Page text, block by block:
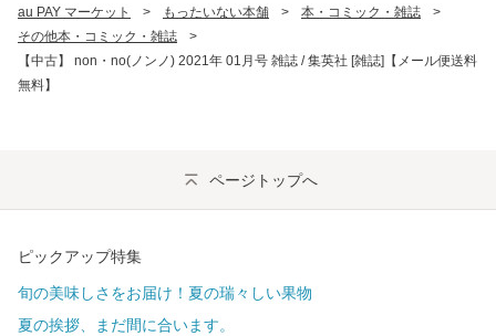
au PAY マーケット > もったいない本舗 > 本・コミック・雑誌
>
その他本・コミック・雑誌
>
【中古】 non・no(ノンノ) 2021年 01月号 雑誌 / 集英社 [雑誌]【メール便送料
無料】
ページトップへ
ピックアップ特集
旬の美味しさをお届け！夏の瑞々しい果物
夏の挨拶、まだ間に合います。